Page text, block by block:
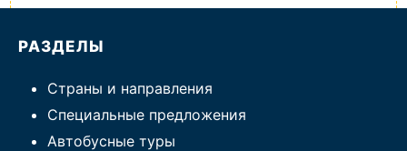
РАЗДЕЛЫ
Страны и направления
Специальные предложения
Автобусные туры